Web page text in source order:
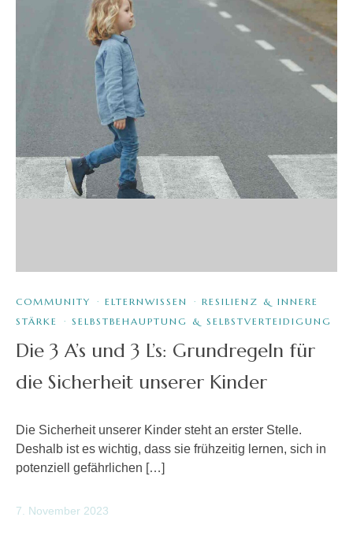
COMMUNITY · ELTERNWISSEN · RESILIENZ & INNERE
STÄRKE
· SELBSTBEHAUPTUNG & SELBSTVERTEIDIGUNG
Die 3 A’s und 3 L’s: Grundregeln für
die Sicherheit unserer Kinder
Die Sicherheit unserer Kinder steht an erster Stelle.
Deshalb ist es wichtig, dass sie frühzeitig lernen, sich in
potenziell gefährlichen […]
7. November 2023